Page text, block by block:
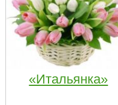
«Итальянка»